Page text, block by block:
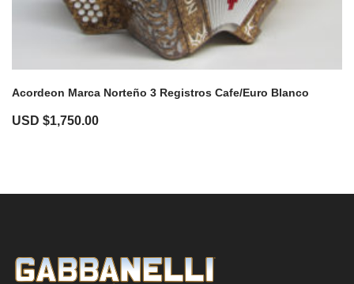
Acordeon Marca Norteño 3 Registros Cafe/Euro Blanco
USD $1,750.00